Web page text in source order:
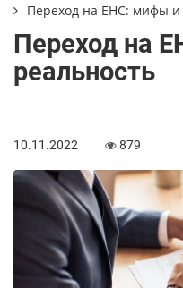
Переход на ЕНС: мифы и
Переход на
реальность
10.11.2022 879